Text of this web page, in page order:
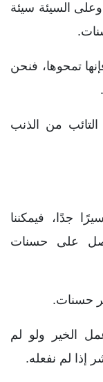
السيئة سيئة
تمحوها، فنحن
التائب من الذنب
جدًا، فيمكننا
تحصل على حسنات
حسنات.
الخير ولو لم
إذا لم نفعله.